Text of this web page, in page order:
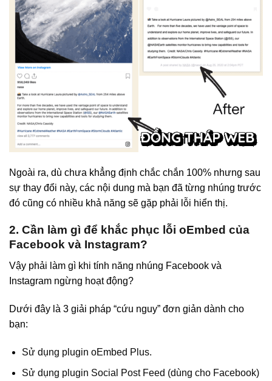
Ngoài ra, dù chưa khẳng định chắc chắn 100% nhưng sau
sự thay đổi này, các nội dung mà bạn đã từng nhúng trước
đó cũng có nhiều khả năng sẽ gặp phải lỗi hiển thị.
2. Cần làm gì để khắc phục lỗi oEmbed của
Facebook và Instagram?
Vậy phải làm gì khi tính năng nhúng Facebook và
Instagram ngừng hoạt động?
Dưới đây là 3 giải pháp “cứu nguy” đơn giản dành cho
bạn:
Sử dụng plugin oEmbed Plus.
Sử dụng plugin Social Post Feed (dùng cho Facebook)